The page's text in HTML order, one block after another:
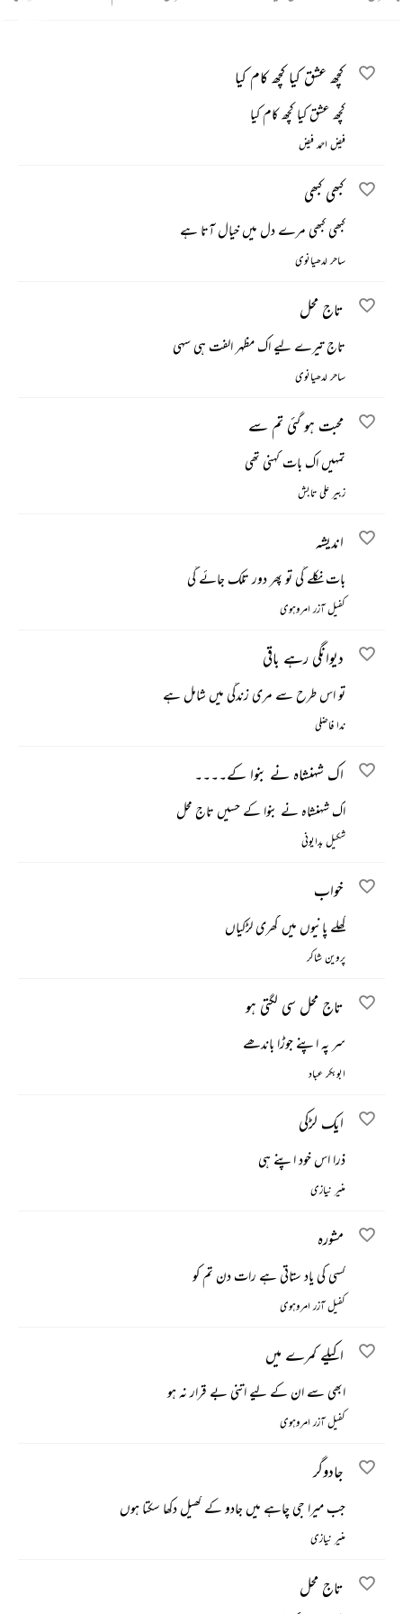
کچھ عشق کیا کچھ کام کیا
کچھ عشق کیا کچھ کام کیا
فیض احمد فیض
کبھی کبھی
کبھی کبھی مرے دل میں خیال آتا ہے
ساحر لدھیانوی
تاج محل
تاج تیرے لیے اک مظہر الفت ہی سہی
ساحر لدھیانوی
محبت ہو گئی تم سے
تمہیں اک بات کہنی تھی
زبیر علی تابش
اندیشہ
بات نکلے گی تو پھر دور تلک جائے گی
کفیل آزر امروہوی
دیوانگی رہے باقی
تو اس طرح سے مری زندگی میں شامل ہے
ندا فاضلی
اک شہنشاہ نے بنوا کے۔۔۔۔
اک شہنشاہ نے بنوا کے حسیں تاج محل
شکیل بدایونی
خواب
کھلے پانیوں میں گھری لڑکیاں
پروین شاکر
تاج محل سی لگتی ہو
سر پہ اپنے جوڑا باندھے
ابوبکر عباد
ایک لڑکی
ذرا اس خود اپنے ہی
منیر نیازی
مشورہ
کسی کی یاد ستاتی ہے رات دن تم کو
کفیل آزر امروہوی
اکیلے کمرے میں
ابھی سے ان کے لیے اتنی بے قرار نہ ہو
کفیل آزر امروہوی
جادوگر
جب میرا جی چاہے میں جادو کے کھیل دکھا سکتا ہوں
منیر نیازی
تاج محل